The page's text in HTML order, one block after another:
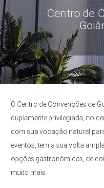
Centro de
O Centro de Convenções de
duplamente privilegiada, no
com sua vocação natural
eventos, tem a sua volta
opções gastronômicas, de
muito mais.